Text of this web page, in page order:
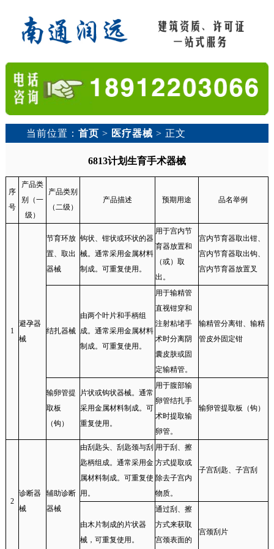
当前位置：首页 > 医疗器械 > 正文
6813计划生育手术器械
序
号
产品类
别（一
级）
产品类别
（二级）
产品描述 预期用途 品名举例
1
避孕器
械
节育环放
置、取出
器械
钩状、钳状或环状的器
械。通常采用金属材料
制成。可重复使用。
用于宫内节
育器放置和
（或）取
出。
宫内节育器取出钳、
宫内节育器取出钩、
宫内节育器放置叉
结扎器械
由两个叶片和手柄组
成。通常采用金属材料
制成。可重复使用。
用于输精管
直视钳穿和
注射粘堵手
术时分离阴
囊皮肤或固
定输精管。
输精管分离钳、输精
管皮外固定钳
输卵管提
取板
（钩）
片状或钩状器械。通常
采用金属材料制成。可
重复使用。
用于腹部输
卵管结扎手
术时提取输
卵管。
输卵管提取板（钩）
2
诊断器
械
辅助诊断
器械
由刮匙头、刮匙颈与刮
匙柄组成。通常采用金
属材料制成。可重复使
用。
用于刮、擦
方式提取或
除去子宫内
物质。
子宫刮匙、子宫刮
由木片制成的片状器
械，可重复使用。
通过刮、擦
方式来获取
宫颈表面的
宫颈刮片